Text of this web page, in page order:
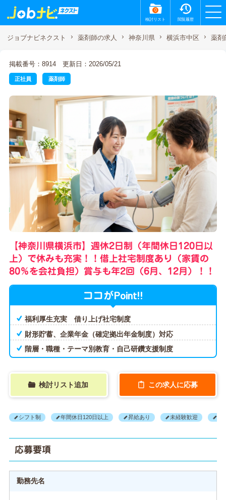
0
検討リスト 閲覧履歴
ジョブナビネクスト 薬剤師の求人 神奈川県 横浜市中区 薬剤
掲載番号：8914 更新日：2026/05/21
正社員 薬剤師
【神奈川県横浜市】週休2日制（年間休日120日以
上）で休みも充実！！借上社宅制度あり（家賃の
80％を会社負担）賞与も年2回（6月、12月）！！
ココがPoint!!
福利厚生充実 借り上げ社宅制度
財形貯蓄、企業年金（確定拠出年金制度）対応
階層・職種・テーマ別教育・自己研鑽支援制度
検討リスト追加 この求人に応募
シフト制 年間休日120日以上 昇給あり 未経験歓迎
応募要項
勤務先名